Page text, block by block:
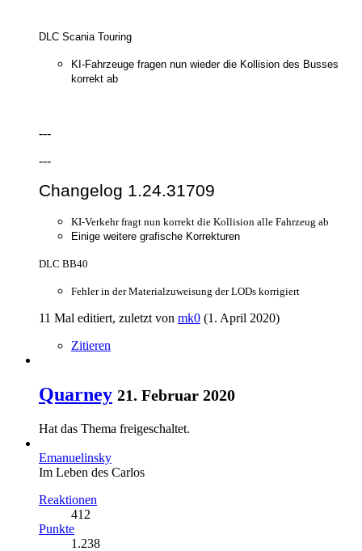
DLC Scania Touring
KI-Fahrzeuge fragen nun wieder die Kollision des Busses
korrekt ab
---
---
Changelog 1.24.31709
KI-Verkehr fragt nun korrekt die Kollision alle Fahrzeug ab
Einige weitere grafische Korrekturen
DLC BB40
Fehler in der Materialzuweisung der LODs korrigiert
11 Mal editiert, zuletzt von mk0 (1. April 2020)
Zitieren
Quarney 21. Februar 2020
Hat das Thema freigeschaltet.
Emanuelinsky
Im Leben des Carlos
Reaktionen
412
Punkte
1.238